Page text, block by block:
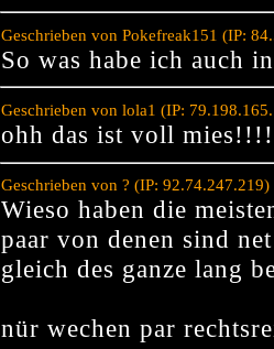
Geschrieben von Pokefreak151 (IP:
So was habe ich auch
Geschrieben von lola1 (IP:
ohh das ist voll
Geschrieben von ? (IP:
Wieso haben die
paar von denen sind
gleich des ganze lang
nür wechen par